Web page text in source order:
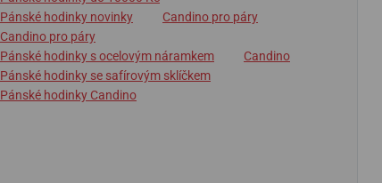
Pánské hodinky novinky
Candino pro páry
Candino pro páry
Pánské hodinky s ocelovým náramkem
Candino
Pánské hodinky se safírovým sklíčkem
Pánské hodinky Candino